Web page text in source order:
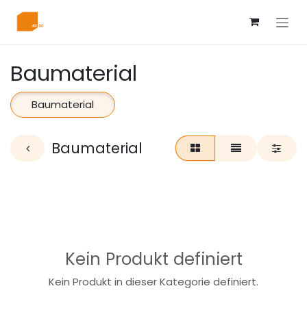
Baumaterial
Baumaterial
Baumaterial
Kein Produkt definiert
Kein Produkt in dieser Kategorie definiert.